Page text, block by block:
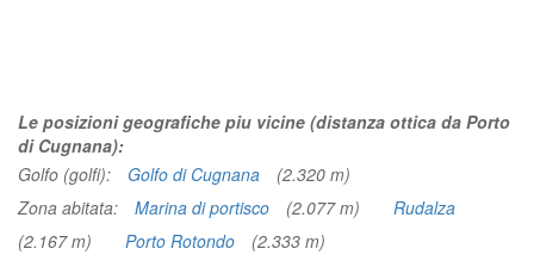
Le posizioni geografiche piu vicine (distanza ottica da Porto
di Cugnana):
Golfo (golfi):
Golfo di Cugnana
(2.320 m)
Zona abitata:
Marina di portisco (2.077 m)
Rudalza
(2.167 m)
Porto Rotondo
(2.333 m)